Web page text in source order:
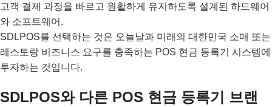
고객 결제 과정을 빠르고 원활하게 유지하도록 설계된 하드웨어
와 소프트웨어.
SDLPOS를 선택하는 것은 오늘날과 미래의 대한민국 소매 또는
레스토랑 비즈니스 요구를 충족하는 POS 현금 등록기 시스템에
투자하는 것입니다.
SDLPOS와 다른 POS 현금 등록기 브랜